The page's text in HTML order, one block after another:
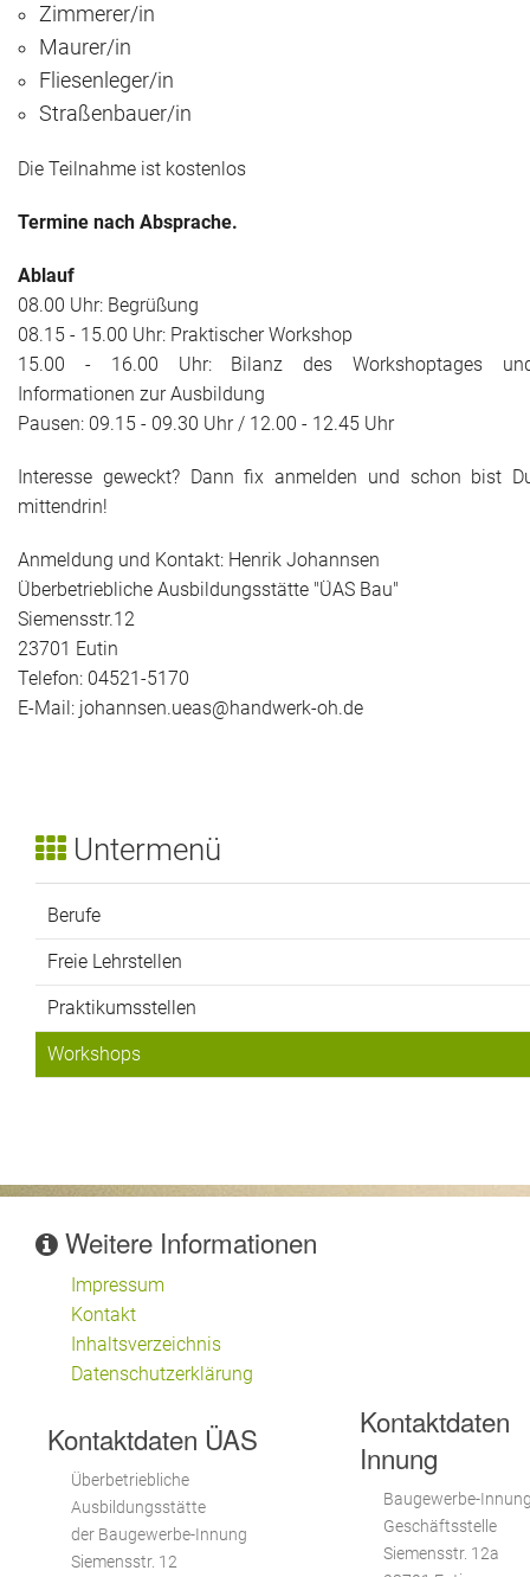
Zimmerer/in
Maurer/in
Fliesenleger/in
Straßenbauer/in
Die Teilnahme ist kostenlos
Termine nach Absprache.
Ablauf
08.00 Uhr: Begrüßung
08.15 - 15.00 Uhr: Praktischer Workshop
15.00 - 16.00 Uhr: Bilanz des Workshoptages
Informationen zur Ausbildung
Pausen: 09.15 - 09.30 Uhr / 12.00 - 12.45 Uhr
Interesse geweckt? Dann fix anmelden und schon bist
mittendrin!
Anmeldung und Kontakt: Henrik Johannsen
Überbetriebliche Ausbildungsstätte "ÜAS Bau"
Siemensstr.12
23701 Eutin
Telefon: 04521-5170
E-Mail: johannsen.ueas@handwerk-oh.de
Untermenü
Berufe
Freie Lehrstellen
Praktikumsstellen
Workshops
Weitere Informationen
Impressum
Kontakt
Inhaltsverzeichnis
Datenschutzerklärung
Kontaktdaten ÜAS
Überbetriebliche
Ausbildungsstätte
der Baugewerbe-Innung
Siemensstr. 12
Kontaktdaten
Innung
Baugewerbe-
Geschäftsstelle
Siemensstr. 12a